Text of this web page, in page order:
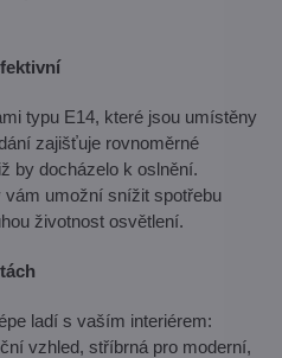
typu E14, které jsou umístěny
zajišťuje rovnoměrné
by docházelo k oslnění.
umožní snížit spotřebu
životnost osvětlení.
ladí s vaším interiérem:
vzhled, stříbrná pro moderní,